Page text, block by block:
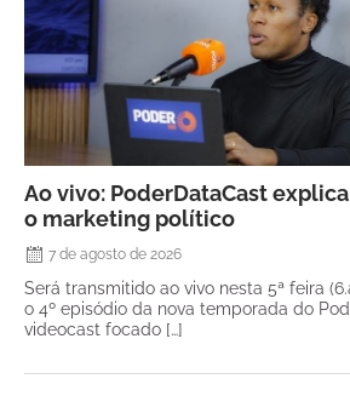
Ao vivo: PoderDataCast
o marketing político
7 de agosto de 2026
Será transmitido ao vivo nesta 5ª feira
o 4º episódio da nova temporada do
videocast focado […]